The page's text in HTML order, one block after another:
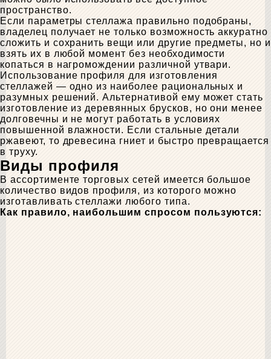
пространство.
Если параметры стеллажа правильно подобраны,
владелец получает не только возможность аккуратно
сложить и сохранить вещи или другие предметы, но и
взять их в любой момент без необходимости
копаться в нагромождении различной утвари.
Использование профиля для изготовления
стеллажей — одно из наиболее рациональных и
разумных решений. Альтернативой ему может стать
изготовление из деревянных брусков, но они менее
долговечны и не могут работать в условиях
повышенной влажности. Если стальные детали
ржавеют, то древесина гниет и быстро превращается
в труху.
Виды профиля
В ассортименте торговых сетей имеется большое
количество видов профиля, из которого можно
изготавливать стеллажи любого типа.
Как правило, наибольшим спросом пользуются: